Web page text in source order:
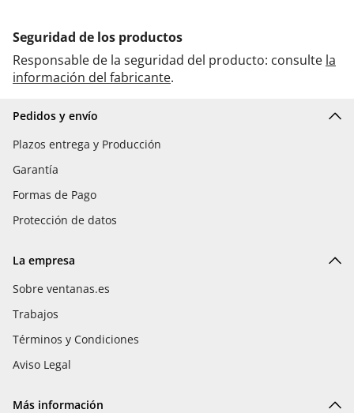
Seguridad de los productos
Responsable de la seguridad del producto: consulte la
información del fabricante.
Pedidos y envío
Plazos entrega y Producción
Garantía
Formas de Pago
Protección de datos
La empresa
Sobre ventanas.es
Trabajos
Términos y Condiciones
Aviso Legal
Más información